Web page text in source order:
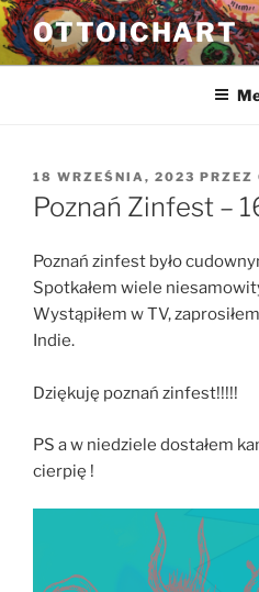
Przejdź
do
treści
OTTOICHART
OPUBLIKOWANE
W
18 WRZEŚNIA, 2023 PRZEZ
Poznań Zinfest –
Poznań zinfest było
Spotkałem wiele
Wystąpiłem w TV,
Indie.
Dziękuję poznań zinfest!!!!!
PS a w niedziele dostałem
cierpię !